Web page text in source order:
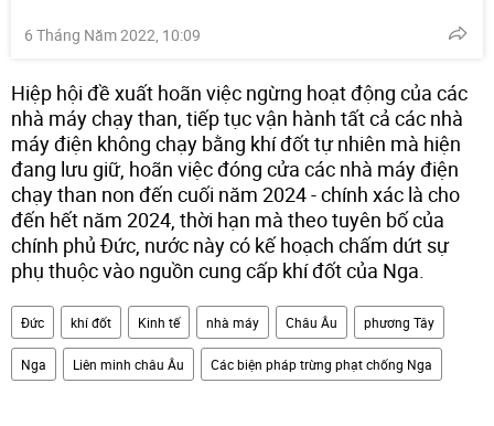
6 Tháng Năm 2022, 10:09
Hiệp hội đề xuất hoãn việc ngừng hoạt động của các
nhà máy chạy than, tiếp tục vận hành tất cả các nhà
máy điện không chạy bằng khí đốt tự nhiên mà hiện
đang lưu giữ, hoãn việc đóng cửa các nhà máy điện
chạy than non đến cuối năm 2024 - chính xác là cho
đến hết năm 2024, thời hạn mà theo tuyên bố của
chính phủ Đức, nước này có kế hoạch chấm dứt sự
phụ thuộc vào nguồn cung cấp khí đốt của Nga.
Đức khí đốt Kinh tế nhà máy Châu Âu phương Tây
Nga Liên minh châu Âu Các biện pháp trừng phạt chống Nga